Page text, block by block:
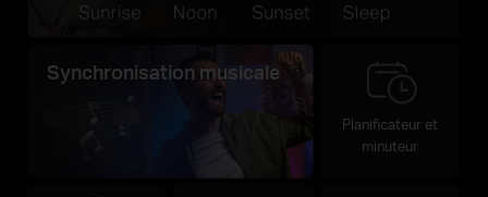
Synchronisation musicale
Planificateur et
minuteur